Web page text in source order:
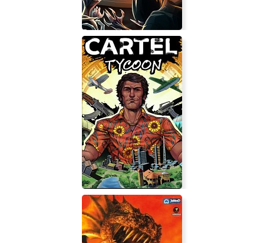
Damsel